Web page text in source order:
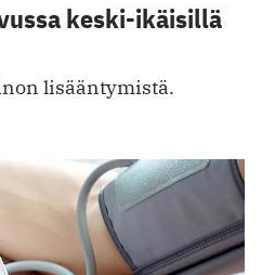
keski-ikäisillä
l isääntymistä.